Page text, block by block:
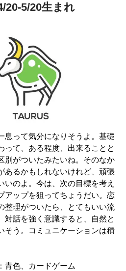
20-5/20生まれ
息って気分になりそうよ。基礎
って、ある程度、出来ることと
別がついたみたいね。そのなか
あるかもしれないけれど、頑張
いのよ。今は、次の目標を考え
アップを狙ってちょうだい。恋
整理がついたら、とてもいい流
対話を強く意識すると、自然と
そう。コミュニケーションは積
青色、カードゲーム